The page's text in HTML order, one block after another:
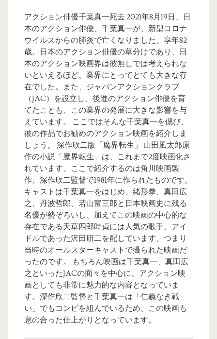
アクション俳優千葉真一死去 2021年8月19日、日
本のアクション俳優、千葉真一が、新型コロナ
ウイルスからの肺炎で亡くなりました。享年82
歳。日本のアクション俳優の草分けであり、日
本のアクション映画界は彼無しでは考えられな
いといえるほど、業界にとってとても大きな存
在でした。また、ジャパンアクションクラブ
（JAC）を設立し、後進のアクション俳優を育
てたことも、この業界の発展に大きな影響を与
えています。 ここではそんな千葉真一を偲び、
彼の作品でお勧めのアクション映画を紹介しま
しょう。 深作欣二版「魔界転生」 山田風太郎原
作の小説「魔界転生」は、これまで2度映画化さ
れています。ここで紹介するのは角川映画製
作、深作欣二監督で1981年に作られたものです。
キャストは千葉真一をはじめ、緒形拳、真田広
之、丹波哲郎、若山富三郎と日本映画史に残る
名優が勢ぞろいし、加えてこの映画の中心的な
存在である天草四郎時貞には人気の歌手、アイ
ドルであった沢田研二を配しています。つまり
当時のオールスターキャストで撮られた映画だ
ったのです。 もちろん映画は千葉真一、真田広
之といったJACの面々を中心に、アクション映
画としても非常に魅力的な内容となっていま
す。深作欣二監督と千葉真一は「仁義なき戦
い」でもコンビを組んでいるため、この映画も
息の合った仕上がりとなっています。